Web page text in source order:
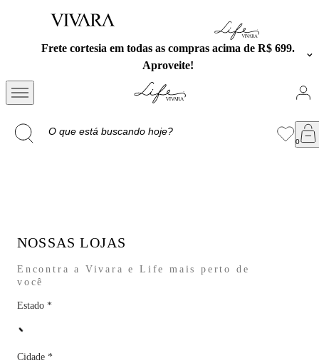
compras acima de R$ 699.
Exclusivo no APP: 15%
NOSSAS LOJAS
Encontra a Vivara e Life mais perto de
você
Estado *
Cidade *